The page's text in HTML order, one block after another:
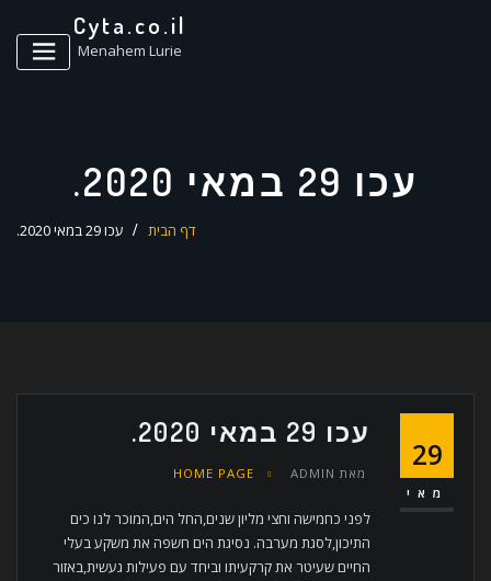
Cyta.co.il
Menahem Lurie
עכו 29 במאי 2020.
דף הבית עכו 29 במאי 2020.
29
מאי
עכו 29 במאי 2020.
מאת ADMIN
HOME PAGE
לפני כחמישה וחצי מליון שנים,החל הים,המוכר לנו כים
התיכון,לסגת מערבה. נסיגת הים חשפה את משקע בעלי
החיים שעיטר את קרקעיתו וביחד עם פעילות געשית,באזור